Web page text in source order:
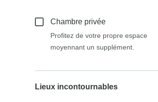
Chambre privée
Profitez de votre propre espace
moyennant un supplément.
Lieux incontournables